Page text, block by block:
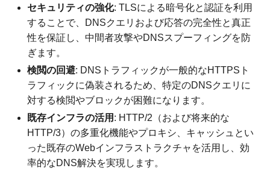
セキュリティの強化: TLSによる暗号化と認証を利用
することで、DNSクエリおよび応答の完全性と真正
性を保証し、中間者攻撃やDNSスプーフィングを防
ぎます。
検閲の回避: DNSトラフィックが一般的なHTTPSト
ラフィックに偽装されるため、特定のDNSクエリに
対する検閲やブロックが困難になります。
既存インフラの活用 : HTTP/2（および将来的な
HTTP/3）の多重化機能やプロキシ、キャッシュとい
った既存のWebインフラストラクチャを活用し、効
率的なDNS解決を実現します。